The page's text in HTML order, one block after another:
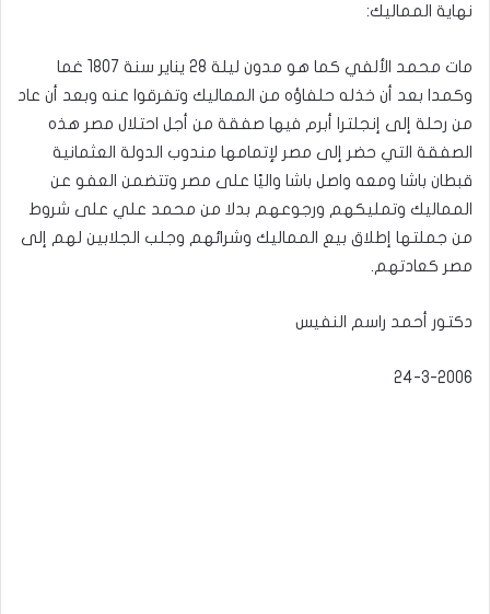
نهاية المماليك:
مات محمد الألفي كما هو مدون ليلة 28 يناير سنة 1807 غما
وكمدا بعد أن خذله حلفاؤه من المماليك وتفرقوا عنه وبعد أن عاد
من رحلة إلى إنجلترا أبرم فيها صفقة من أجل احتلال مصر هذه
الصفقة التي حضر إلى مصر لإتمامها مندوب الدولة العثمانية
قبطان باشا ومعه واصل باشا واليًا على مصر وتتضمن العفو عن
المماليك وتمليكهم ورجوعهم بدلا من محمد علي على شروط
من جملتها إطلاق بيع المماليك وشرائهم وجلب الجلابين لهم إلى
مصر كعادتهم.
دكتور أحمد راسم النفيس
24-3-2006